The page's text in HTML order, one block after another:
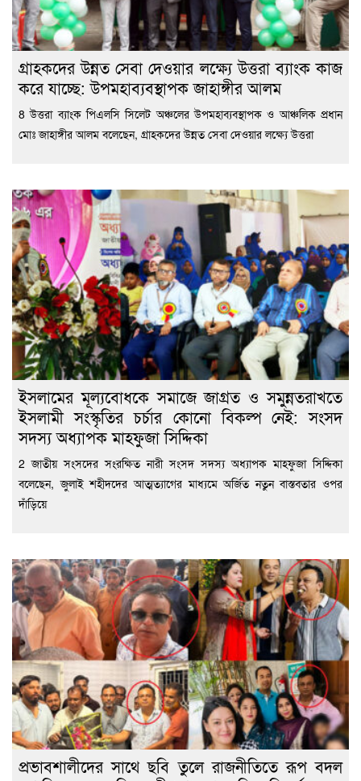
গ্রাহকদের উন্নত সেবা দেওয়ার লক্ষ্যে উত্তরা ব্যাংক কাজ
করে যাচ্ছে: উপমহাব্যবস্থাপক জাহাঙ্গীর আলম
8 উত্তরা ব্যাংক পিএলসি সিলেট অঞ্চলের উপমহাব্যবস্থাপক ও আঞ্চলিক প্রধান
মোঃ জাহাঙ্গীর আলম বলেছেন, গ্রাহকদের উন্নত সেবা দেওয়ার লক্ষ্যে উত্তরা
ইসলামের মূল্যবোধকে সমাজে জাগ্রত ও সমুন্নতরাখতে
ইসলামী সংস্কৃতির চর্চার কোনো বিকল্প নেই: সংসদ
সদস্য অধ্যাপক মাহফুজা সিদ্দিকা
2 জাতীয় সংসদের সংরক্ষিত নারী সংসদ সদস্য অধ্যাপক মাহফুজা সিদ্দিকা
বলেছেন, জুলাই শহীদদের আত্মত্যাগের মাধ্যমে অর্জিত নতুন বাস্তবতার ওপর
দাঁড়িয়ে
প্রভাবশালীদের সাথে ছবি তুলে রাজনীতিতে রূপ বদল